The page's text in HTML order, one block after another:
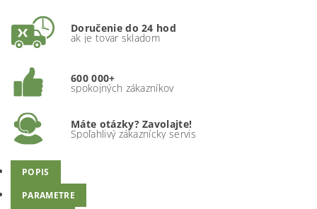
Doručenie do 24 hod
ak je tovar skladom
600 000+
spokojných zákazníkov
Máte otázky? Zavolajte!
Spoľahlivý zákaznícky servis
POPIS
PARAMETRE